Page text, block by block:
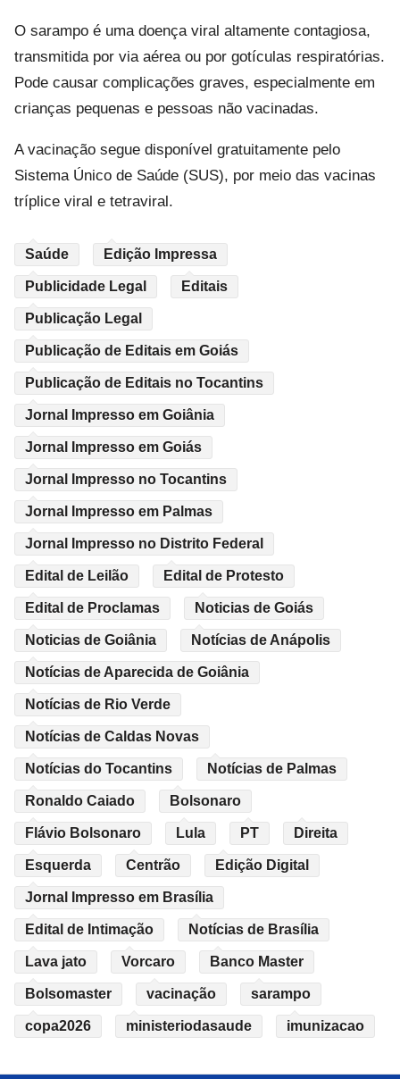
O sarampo é uma doença viral altamente contagiosa,
transmitida por via aérea ou por gotículas respiratórias.
Pode causar complicações graves, especialmente em
crianças pequenas e pessoas não vacinadas.
A vacinação segue disponível gratuitamente pelo
Sistema Único de Saúde (SUS), por meio das vacinas
tríplice viral e tetraviral.
Saúde Edição Impressa
Publicidade Legal Editais
Publicação Legal
Publicação de Editais em Goiás
Publicação de Editais no Tocantins
Jornal Impresso em Goiânia
Jornal Impresso em Goiás
Jornal Impresso no Tocantins
Jornal Impresso em Palmas
Jornal Impresso no Distrito Federal
Edital de Leilão Edital de Protesto
Edital de Proclamas Noticias de Goiás
Noticias de Goiânia Notícias de Anápolis
Notícias de Aparecida de Goiânia
Notícias de Rio Verde
Notícias de Caldas Novas
Notícias do Tocantins Notícias de Palmas
Ronaldo Caiado Bolsonaro
Flávio Bolsonaro Lula PT Direita
Esquerda Centrão Edição Digital
Jornal Impresso em Brasília
Edital de Intimação Notícias de Brasília
Lava jato Vorcaro Banco Master
Bolsomaster vacinação sarampo
copa2026 ministeriodasaude imunizacao